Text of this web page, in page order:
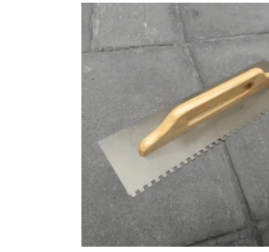
original
$29.490.
actual
$19.990.